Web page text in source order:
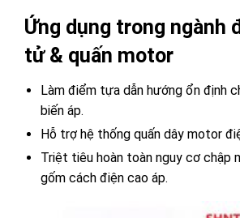
Ứng dụng trong ngành
tử & quấn motor
Làm điểm tựa dẫn hướng ổn định
biến áp.
Hỗ trợ hệ thống quấn dây motor
Triệt tiêu hoàn toàn nguy cơ chập
gốm cách điện cao áp.